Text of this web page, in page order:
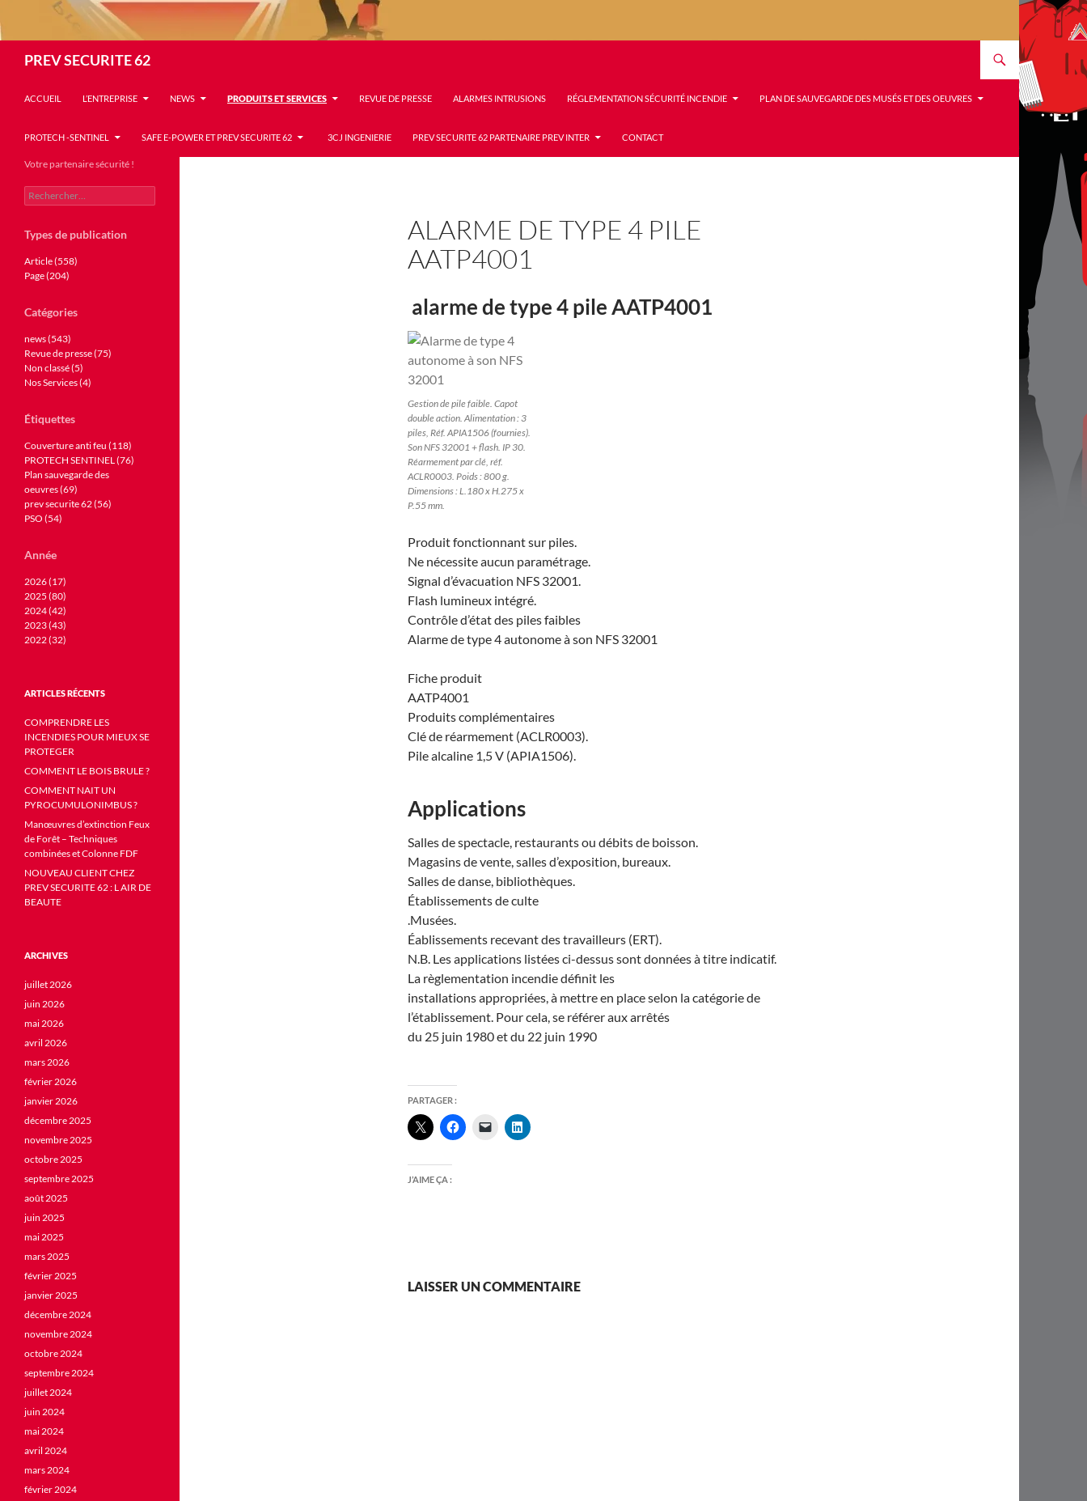
PREV SECURITE 62
ACCUEIL L’ENTREPRISE NEWS PRODUITS ET SERVICES REVUE DE PRESSE ALARMES INTRUSIONS RÉGLEMENTATION SÉCURITÉ INCENDIE PLAN DE SAUVEGARDE DES MUSÉS ET DES OEUVRES
PROTECH -SENTINEL SAFE E-POWER ET PREV SECURITE 62 3CJ INGENIERIE PREV SECURITE 62 PARTENAIRE PREV INTER CONTACT
ALARME DE TYPE 4 PILE
AATP4001
alarme de type 4 pile AATP4001
Gestion de pile faible. Capot
double action. Alimentation : 3
piles, Réf. APIA1506 (fournies).
Son NFS 32001 + flash. IP 30.
Réarmement par clé, réf.
ACLR0003. Poids : 800 g.
Dimensions : L.180 x H.275 x
P.55 mm.
Produit fonctionnant sur piles.
Ne nécessite aucun paramétrage.
Signal d’évacuation NFS 32001.
Flash lumineux intégré.
Contrôle d’état des piles faibles
Alarme de type 4 autonome à son NFS 32001
Fiche produit
AATP4001
Produits complémentaires
Clé de réarmement (ACLR0003).
Pile alcaline 1,5 V (APIA1506).
Applications
Salles de spectacle, restaurants ou débits de boisson.
Magasins de vente, salles d’exposition, bureaux.
Salles de danse, bibliothèques.
Établissements de culte
.Musées.
Éablissements recevant des travailleurs (ERT).
N.B. Les applications listées ci-dessus sont données à titre indicatif.
La règlementation incendie définit les
installations appropriées, à mettre en place selon la catégorie de
l’établissement. Pour cela, se référer aux arrêtés
du 25 juin 1980 et du 22 juin 1990
PARTAGER :
J’AIME ÇA :
LAISSER UN COMMENTAIRE
Votre partenaire sécurité !
Rechercher :
Types de publication
Article (558)
Page (204)
Catégories
news (543)
Revue de presse (75)
Non classé (5)
Nos Services (4)
Étiquettes
Couverture anti feu (118)
PROTECH SENTINEL (76)
Plan sauvegarde des
oeuvres (69)
prev securite 62 (56)
PSO (54)
Année
2026 (17)
2025 (80)
2024 (42)
2023 (43)
2022 (32)
ARTICLES RÉCENTS
COMPRENDRE LES
INCENDIES POUR MIEUX SE
PROTEGER
COMMENT LE BOIS BRULE ?
COMMENT NAIT UN
PYROCUMULONIMBUS ?
Manœuvres d’extinction Feux
de Forêt – Techniques
combinées et Colonne FDF
NOUVEAU CLIENT CHEZ
PREV SECURITE 62 : L AIR DE
BEAUTE
ARCHIVES
juillet 2026
juin 2026
mai 2026
avril 2026
mars 2026
février 2026
janvier 2026
décembre 2025
novembre 2025
octobre 2025
septembre 2025
août 2025
juin 2025
mai 2025
mars 2025
février 2025
janvier 2025
décembre 2024
novembre 2024
octobre 2024
septembre 2024
juillet 2024
juin 2024
mai 2024
avril 2024
mars 2024
février 2024